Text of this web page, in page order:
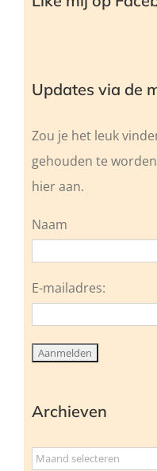
Updates via de
Zou je het leuk
gehouden te
hier aan.
Naam
E-mailadres:
Archieven
Archieven